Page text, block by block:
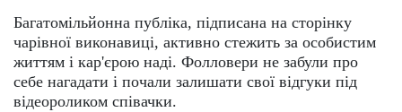
Багатомільйонна публіка, підписана на сторінку
чарівної виконавиці, активно стежить за особистим
життям і кар'єрою наді. Фолловери не забули про
себе нагадати і почали залишати свої відгуки під
відеороликом співачки.